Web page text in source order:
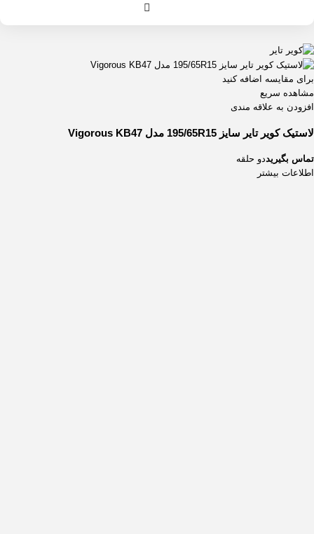
برای مقایسه اضافه کنید
مشاهده سریع
افزودن به علاقه مندی
لاستیک کویر تایر سایز 195/65R15 مدل Vigorous KB47
تماس بگیریددو حلقه
اطلاعات بیشتر